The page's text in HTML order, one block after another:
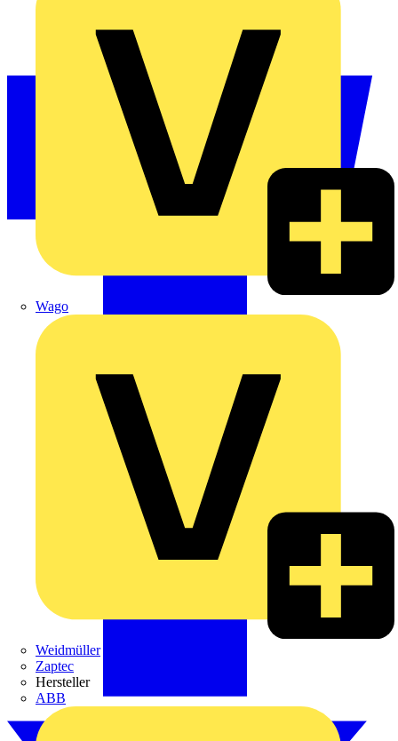
Wago
Weidmüller
Zaptec
Hersteller
ABB